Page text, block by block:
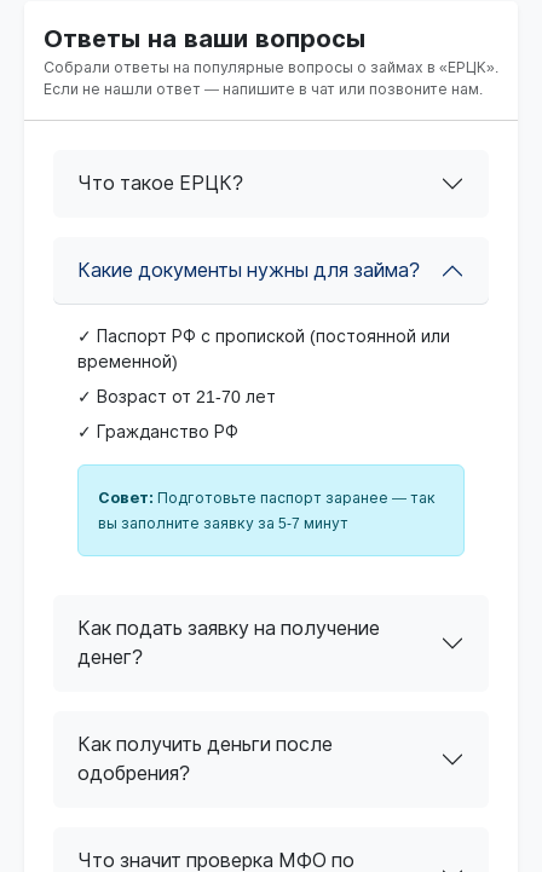
Ответы на ваши вопросы
Собрали ответы на популярные вопросы о займах в «ЕРЦК».
Если не нашли ответ — напишите в чат или позвоните нам.
Что такое ЕРЦК?
Какие документы нужны для займа?
✓ Паспорт РФ с пропиской (постоянной или
временной)
✓ Возраст от 21-70 лет
✓ Гражданство РФ
Совет: Подготовьте паспорт заранее — так
вы заполните заявку за 5-7 минут
Как подать заявку на получение
денег?
Как получить деньги после
одобрения?
Что значит проверка МФО по